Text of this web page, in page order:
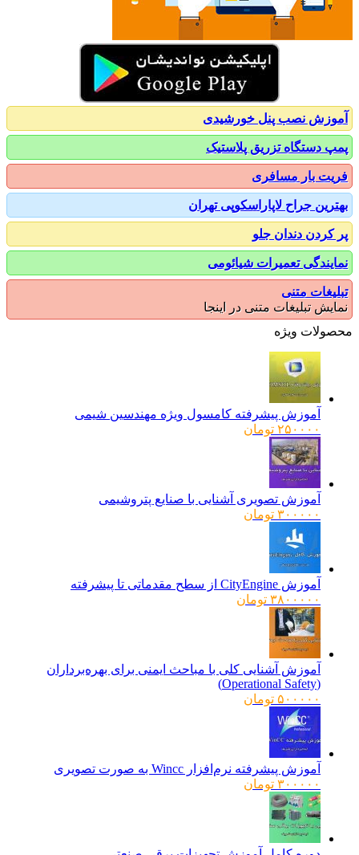
نصب پنل خورشیدی
دستگاه تزریق پلاستیک
بار مسافری
جراح لاپاراسکوپی تهران
دندان جلو
تعمیرات شیائومی
متنی
تبلیغات متنی در اینجا
ویژه
آموزش پیشرفته کامسول ویژه مهندسین شیمی
۲۵۰۰۰۰ تومان
آموزش تصویری آشنایی با صنایع پتروشیمی
۳۰۰۰۰۰ تومان
آموزش CityEngine از سطح مقدماتی تا پیشرفته
۳۸۰۰۰۰۰ تومان
آموزش آشنایی کلی با مباحث ایمنی برای بهره‌برداران
۵۰۰۰۰۰ تومان
آموزش پیشرفته نرم‌افزار Wincc به صورت تصویری
۳۰۰۰۰۰ تومان